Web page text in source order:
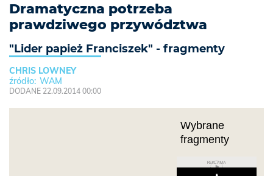
Dramatyczna potrzeba
prawdziwego przywództwa
"Lider papież Franciszek" - fragmenty
CHRIS LOWNEY
WAM
DODANE 22.09.2014 00:00
Wybrane
fragmenty
REKLAMA